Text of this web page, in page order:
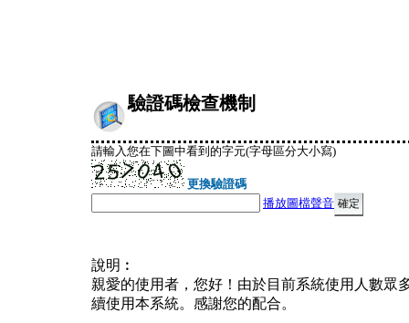
驗證碼檢查機制
請輸入您在下圖中看到的字元(字母區分大小寫)
更換驗證碼
播放圖檔聲音
說明︰
親愛的使用者，您好！由於目前系統使用人數眾
續使用本系統。感謝您的配合。